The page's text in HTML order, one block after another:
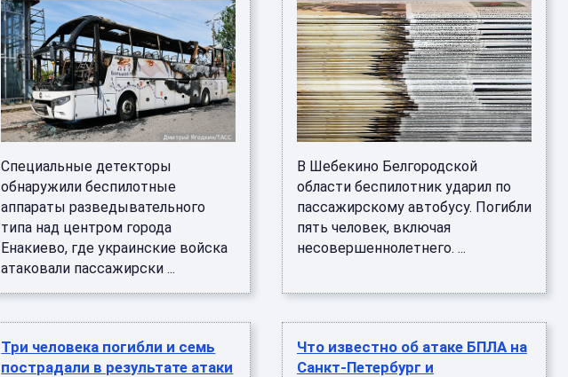
Специальные детекторы
обнаружили беспилотные
аппараты разведывательного
типа над центром города
Енакиево, где украинские войска
атаковали пассажирски ...
В Шебекино Белгородской
области беспилотник ударил по
пассажирскому автобусу. Погибли
пять человек, включая
несовершеннолетнего. ...
Три человека погибли и семь
пострадали в результате атаки
Что известно об атаке БПЛА на
Санкт-Петербург и